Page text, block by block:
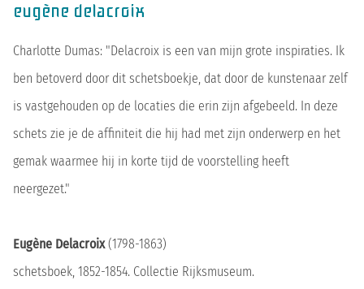
eugène delacroix
Charlotte Dumas: "Delacroix is een van mijn grote inspiraties. Ik
ben betoverd door dit schetsboekje, dat door de kunstenaar zelf
is vastgehouden op de locaties die erin zijn afgebeeld. In deze
schets zie je de affiniteit die hij had met zijn onderwerp en het
gemak waarmee hij in korte tijd de voorstelling heeft
neergezet."
Eugène Delacroix(1798-1863)
schetsboek, 1852-1854. Collectie Rijksmuseum.